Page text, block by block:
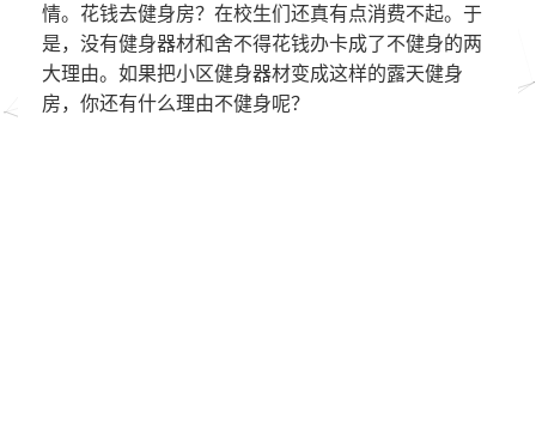
情。花钱去健身房？在校生们还真有点消费不起。于
是，没有健身器材和舍不得花钱办卡成了不健身的两
大理由。如果把小区健身器材变成这样的露天健身
房，你还有什么理由不健身呢？